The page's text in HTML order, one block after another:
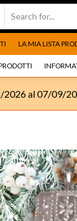
LA MIA LISTA
al 07/09/